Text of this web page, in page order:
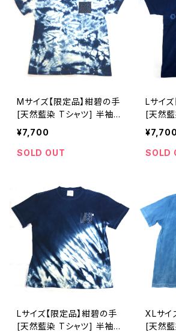
Mサイズ【限定品】紺碧の手
[天然藍染 Tシャツ] 半袖
全体絞り染め ※職人手染
¥7,700
SOLD OUT
Lサイズ
[天然
※職人
¥7,700
SOLD
Lサイズ【限定品】紺碧の手
[天然藍染 Tシャツ] 半袖
XLサイ
[天然